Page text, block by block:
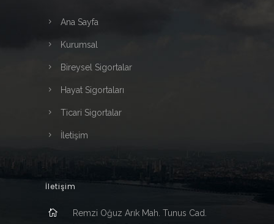
Ana Sayfa
Kurumsal
Bireysel Sigortalar
Hayat Sigortaları
Ticari Sigortalar
İletişim
İletişim
Remzi Oğuz Arık Mah. Tunus Cad.